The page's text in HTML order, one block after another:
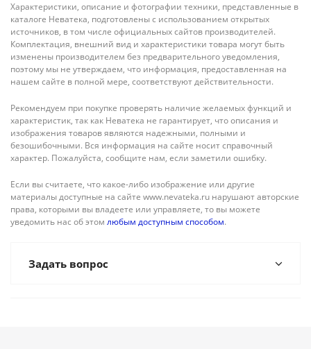
Характеристики, описание и фотографии техники, представленные в
каталоге Неватека, подготовлены с использованием открытых
источников, в том числе официальных сайтов производителей.
Комплектация, внешний вид и характеристики товара могут быть
изменены производителем без предварительного уведомления,
поэтому мы не утверждаем, что информация, предоставленная на
нашем сайте в полной мере, соответствуют действительности.
Рекомендуем при покупке проверять наличие желаемых функций и
характеристик, так как Неватека не гарантирует, что описания и
изображения товаров являются надежными, полными и
безошибочными. Вся информация на сайте носит справочный
характер. Пожалуйста, сообщите нам, если заметили ошибку.
Если вы считаете, что какое-либо изображение или другие
материалы доступные на сайте www.nevateka.ru нарушают авторские
права, которыми вы владеете или управляете, то вы можете
уведомить нас об этом любым доступным способом.
Задать вопрос